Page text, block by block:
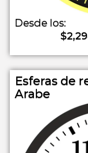
Desde los:
Esferas de
Arabe